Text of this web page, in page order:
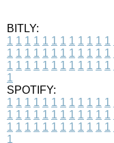
BITLY:
1 1 1 1 1 1 1 1 1 1 1 1
1 1 1 1 1 1 1 1 1 1 1 1
1 1 1 1 1 1 1 1 1 1 1 1
1
SPOTIFY:
1 1 1 1 1 1 1 1 1 1 1 1
1 1 1 1 1 1 1 1 1 1 1 1
1 1 1 1 1 1 1 1 1 1 1 1
1